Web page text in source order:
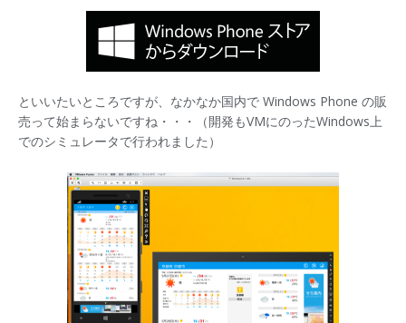
といいたいところですが、なかなか国内で Windows Phone の販
売って始まらないですね・・・（開発もVMにのったWindows上
でのシミュレータで行われました）